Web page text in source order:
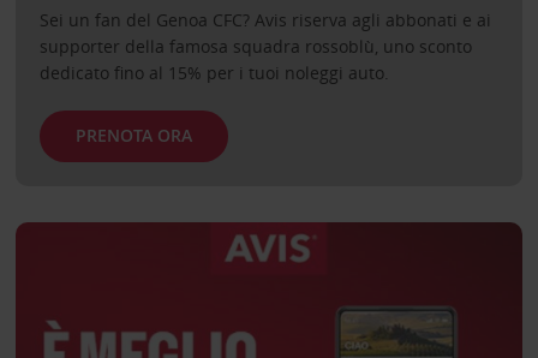
Sei un fan del Genoa CFC? Avis riserva agli abbonati e ai
supporter della famosa squadra rossoblù, uno sconto
dedicato fino al 15% per i tuoi noleggi auto.
PRENOTA ORA